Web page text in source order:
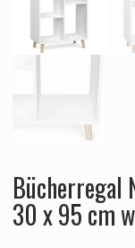
Bücherregal
30 x 95 cm